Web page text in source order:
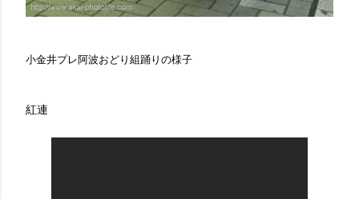
小金井プレ阿波おどり組踊りの様子
紅連